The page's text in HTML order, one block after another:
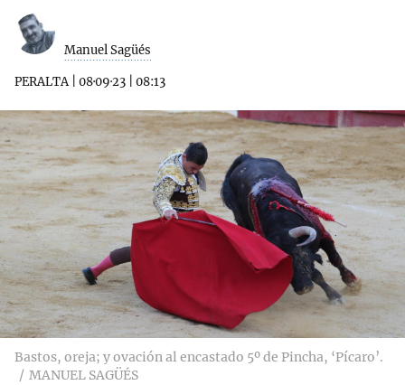
Manuel Sagüés
PERALTA| 08·09·23 08:13
Bastos, oreja; y ovación al encastado 5º de Pincha, ‘Pícaro’.
MANUEL SAGÜÉS